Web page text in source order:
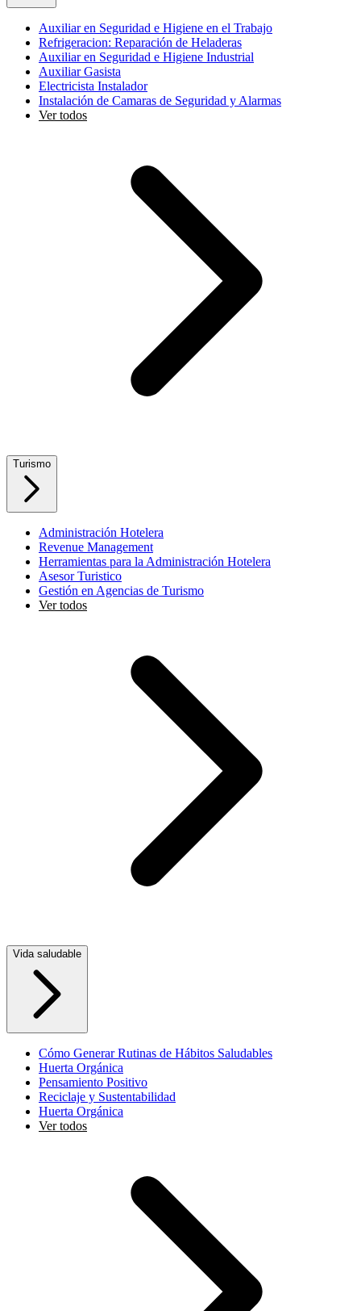
Auxiliar en Seguridad e Higiene en el Trabajo
Refrigeracion: Reparación de Heladeras
Auxiliar en Seguridad e Higiene Industrial
Auxiliar Gasista
Electricista Instalador
Instalación de Camaras de Seguridad y Alarmas
Ver todos
Turismo
Administración Hotelera
Revenue Management
Herramientas para la Administración Hotelera
Asesor Turistico
Gestión en Agencias de Turismo
Ver todos
Vida saludable
Cómo Generar Rutinas de Hábitos Saludables
Huerta Orgánica
Pensamiento Positivo
Reciclaje y Sustentabilidad
Huerta Orgánica
Ver todos